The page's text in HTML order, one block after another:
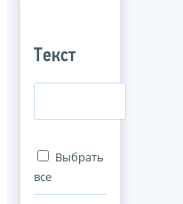
Текст
Выбрать
все